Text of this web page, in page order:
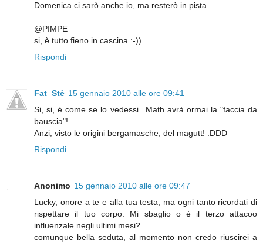
Domenica ci sarò anche io, ma resterò in pista.
@PIMPE
si, è tutto fieno in cascina :-))
Rispondi
Fat_Stè 15 gennaio 2010 alle ore 09:41
Si, si, è come se lo vedessi...Math avrà ormai la "faccia da
bauscia"!
Anzi, visto le origini bergamasche, del magutt! :DDD
Rispondi
Anonimo 15 gennaio 2010 alle ore 09:47
Lucky, onore a te e alla tua testa, ma ogni tanto ricordati di
rispettare il tuo corpo. Mi sbaglio o è il terzo attacoo
influenzale negli ultimi mesi?
comunque bella seduta, al momento non credo riuscirei a